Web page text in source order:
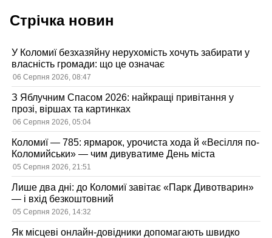
Стрічка новин
У Коломиї безхазяйну нерухомість хочуть забирати у
власність громади: що це означає
06 Серпня 2026, 08:47
З Яблучним Спасом 2026: найкращі привітання у
прозі, віршах та картинках
06 Серпня 2026, 05:04
Коломиї — 785: ярмарок, урочиста хода й «Весілля по-
Коломийськи» — чим дивуватиме День міста
05 Серпня 2026, 21:51
Лише два дні: до Коломиї завітає «Парк Дивотварин»
— і вхід безкоштовний
05 Серпня 2026, 14:32
Як місцеві онлайн-довідники допомагають швидко